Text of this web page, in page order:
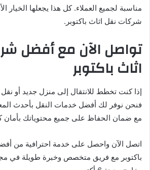
مناسبة لجميع العملاء. كل هذا يجعلها الخيار
شركات نقل اثاث باكتوبر.
تواصل الآن مع أفضل
اثاث باكتوبر
إذا كنت تخطط للانتقال إلى منزل جديد أو
فنحن نوفر لك أفضل خدمات النقل بأحدث
مع ضمان الحفاظ على جميع محتوياتك بأمان
اتصل الآن واحصل على خدمة احترافية من
باكتوبر مع فريق متخصص وخبرة طويلة في